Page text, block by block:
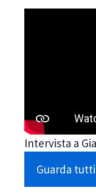
Intervista a
Guarda